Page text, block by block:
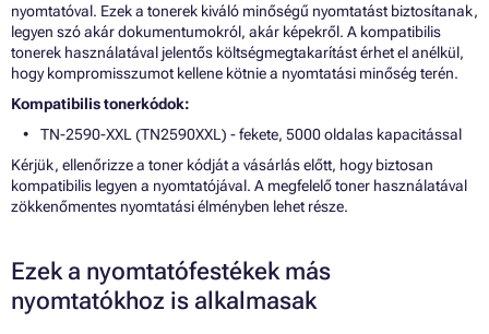
nyomtatóval. Ezek a tonerek kiváló minőségű nyomtatást biztosítanak,
legyen szó akár dokumentumokról, akár képekről. A kompatibilis
tonerek használatával jelentős költségmegtakarítást érhet el anélkül,
hogy kompromisszumot kellene kötnie a nyomtatási minőség terén.
Kompatibilis tonerkódok:
TN-2590-XXL (TN2590XXL) - fekete, 5000 oldalas kapacitással
Kérjük, ellenőrizze a toner kódját a vásárlás előtt, hogy biztosan
kompatibilis legyen a nyomtatójával. A megfelelő toner használatával
zökkenőmentes nyomtatási élményben lehet része.
Ezek a nyomtatófestékek más
nyomtatókhoz is alkalmasak